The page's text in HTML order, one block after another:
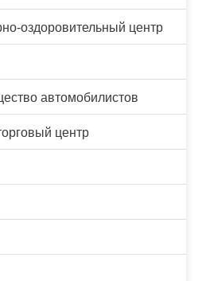
оздоровительный центр
автомобилистов
центр